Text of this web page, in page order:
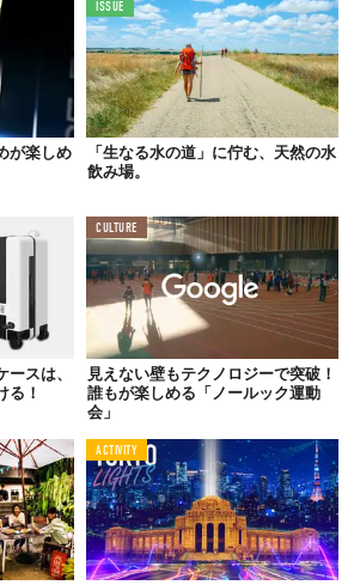
©2023 Deming Designs Inc.
ビーチのバリアフリー化
が進められてお
海を楽しめる世界は、徐々に実現しつつ
の詳細は こちら。
が楽しめ
ISSUE
「生なる水の道」に佇む、天然の水
飲み場。
ースは、
る！
CULTURE
見えない壁もテクノロジーで突破！
誰もが楽しめる「ノールック運動
会」
ACTIVITY